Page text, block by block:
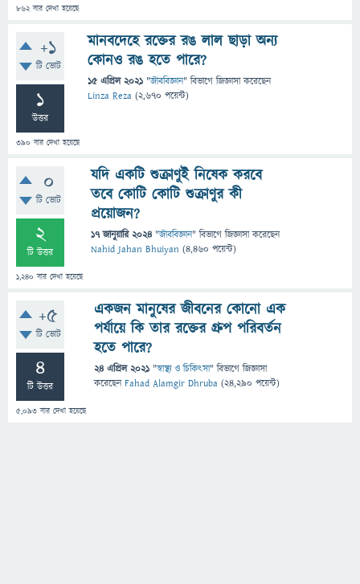
862বার দেখা হয়েছে
+1
টি ভোট
1
উত্তর
390 বার দেখা হয়েছে
মানবদেহে রক্তের রঙ লাল ছাড়া অন্য
কোনও রঙ হতে পারে?
15 এপ্রিল 2021 "জীববিজ্ঞান" বিভাগে জিজ্ঞাসাকরেছেন
Linza Reza (2,670 পয়েন্ট)
0
টি ভোট
2
টি উত্তর
1,240 বার দেখা হয়েছে
যদি একটি শুক্রাণুই নিষেক করবে
তবে কোটি কোটি শুক্রাণুর কী
প্রয়োজন?
17 জানুয়ারি 2024 "জীববিজ্ঞান" বিভাগে জিজ্ঞাসাকরেছেন
Nahid Jahan Bhuiyan (4,460 পয়েন্ট)
+5
টি ভোট
4
টি উত্তর
5,093 বার দেখা হয়েছে
একজন মানুষের জীবনের কোনো এক
পর্যায়ে কি তার রক্তের গ্রুপ পরিবর্তন
হতে পারে?
24 এপ্রিল 2021 "স্বাস্থ্য ও চিকিৎসা" বিভাগে জিজ্ঞাসা
করেছেনFahad Alamgir Dhruba (24,290 পয়েন্ট)